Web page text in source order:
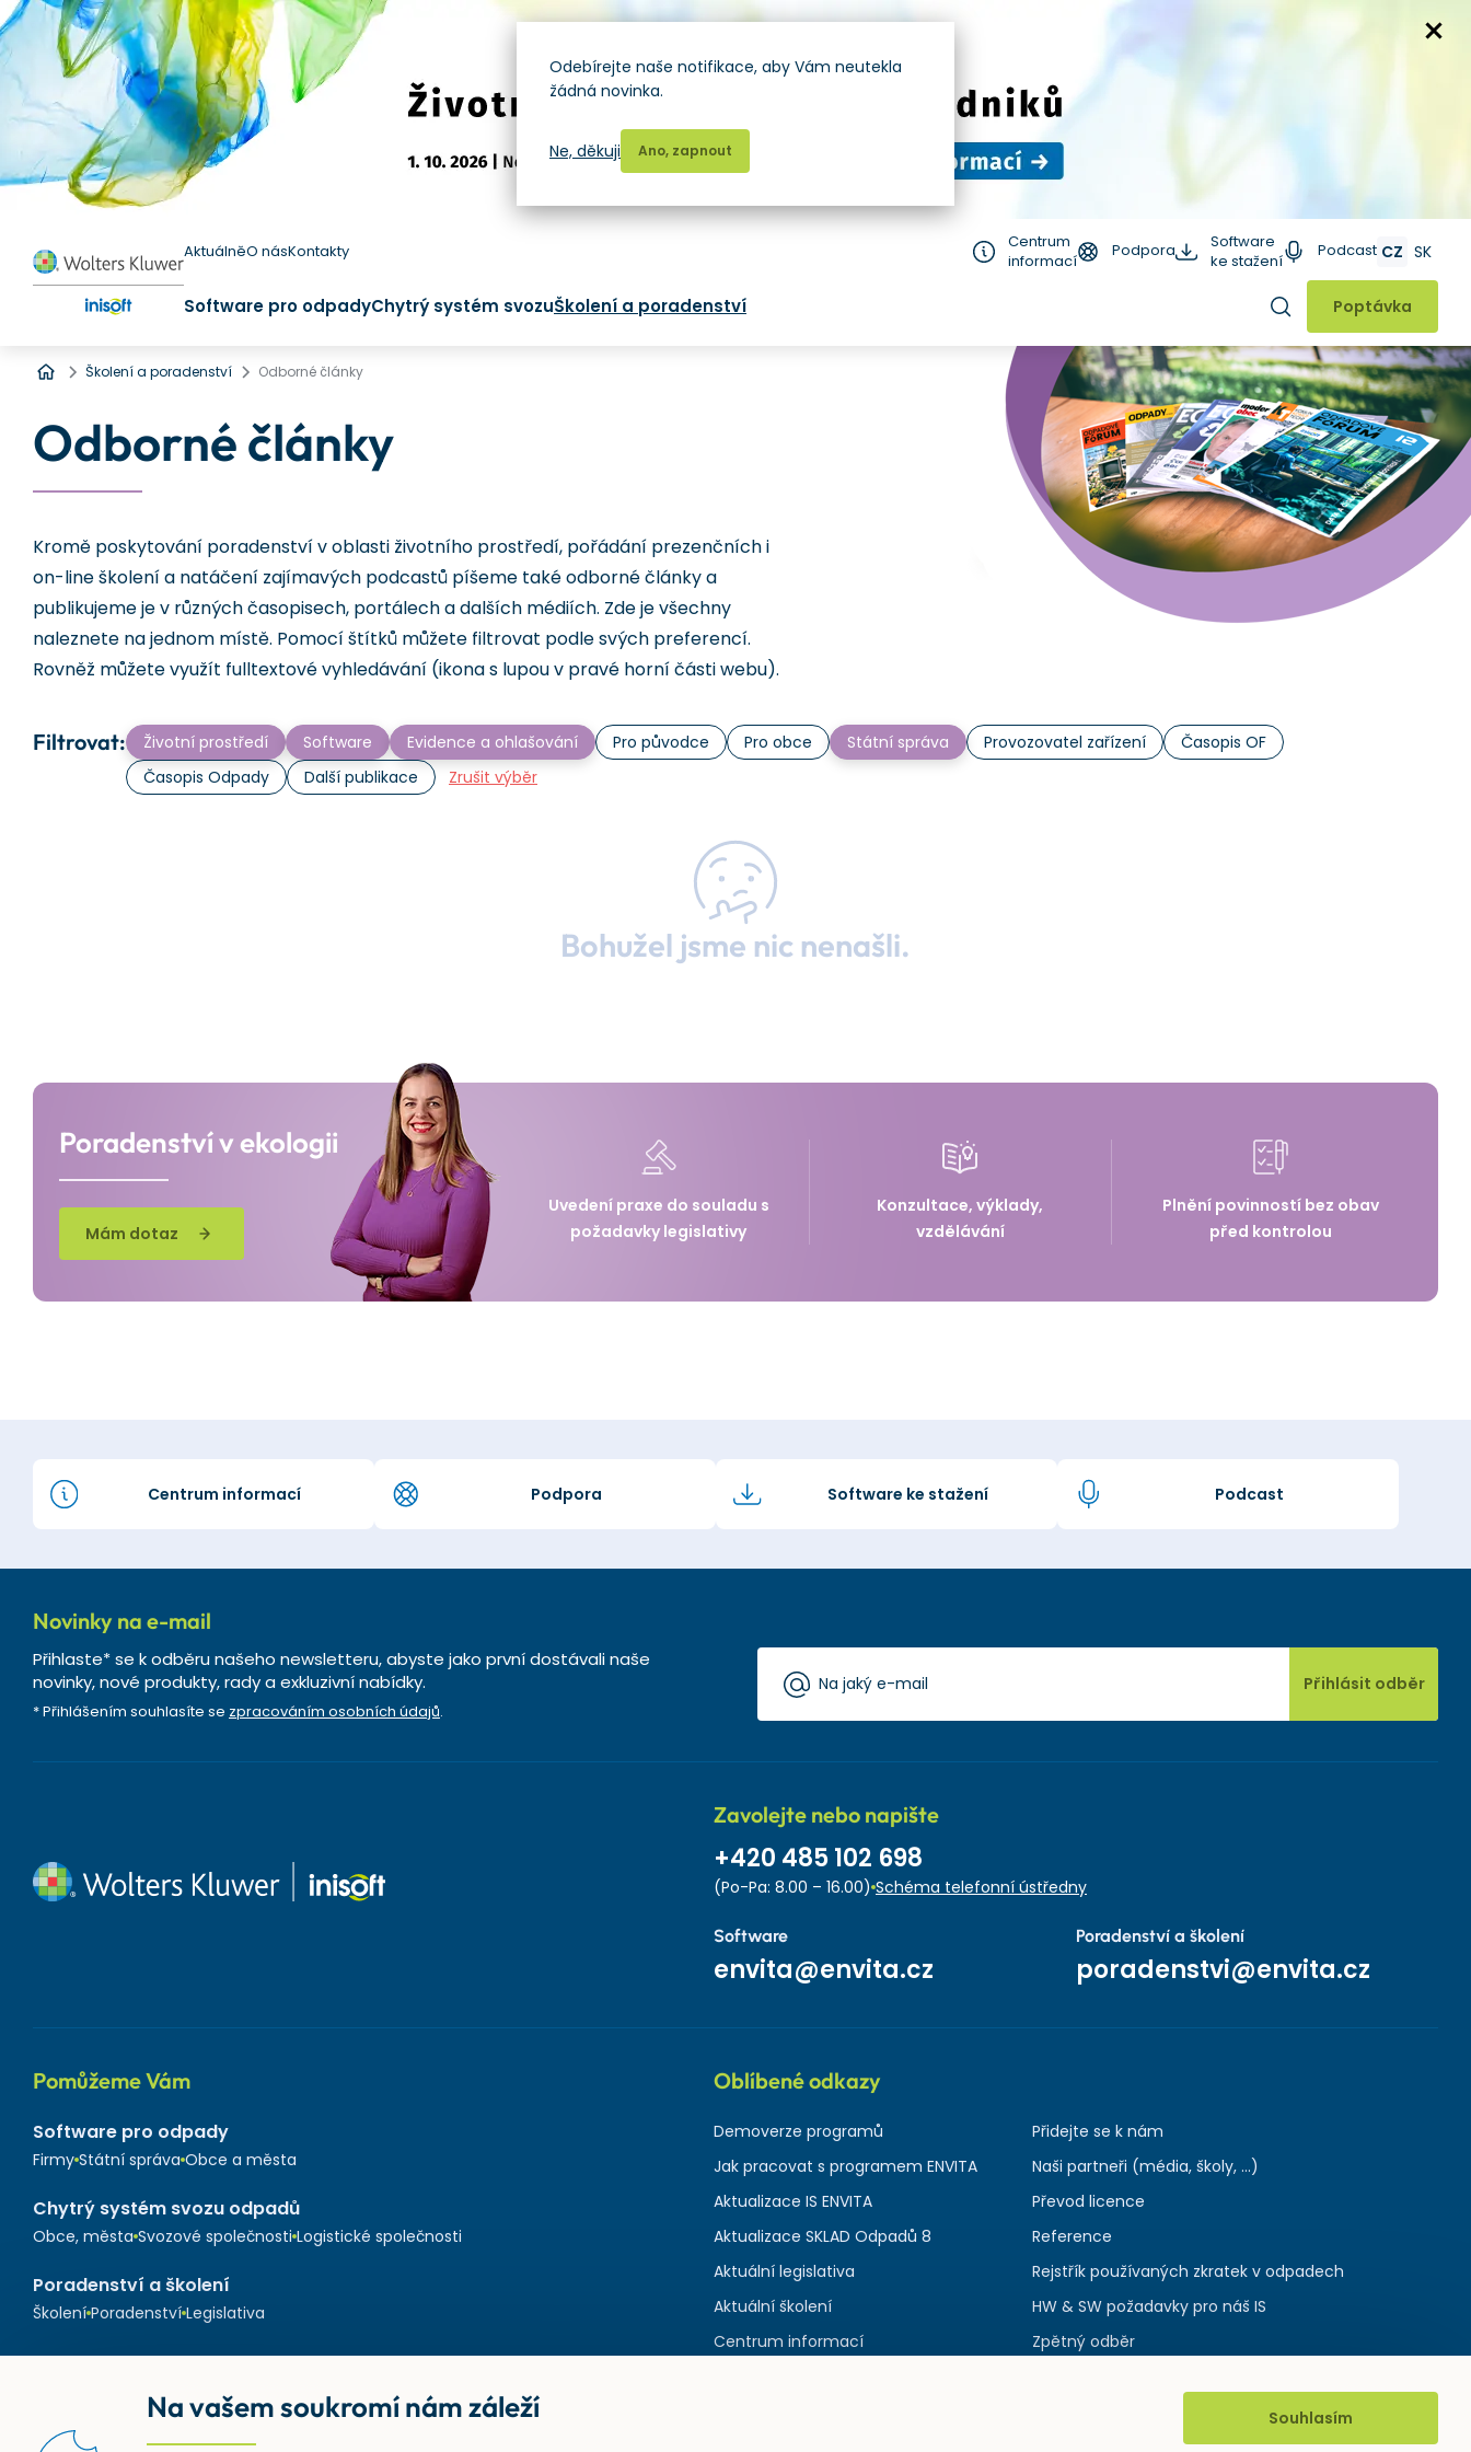
AktuálněO násKontakty
Centrum
informací
Podpora
Software
ke stažení
Podcast CZ SK
Software pro odpadyChytrý systém svozuŠkolení a poradenství Hledat
Poptávka
Úvod
Školení a poradenství Odborné články
Odborné články
Kromě poskytování poradenství v oblasti životního prostředí, pořádání prezenčních i
on-line školení a natáčení zajímavých podcastů píšeme také odborné články a
publikujeme je v různých časopisech, portálech a dalších médiích. Zde je všechny
naleznete na jednom místě. Pomocí štítků můžete filtrovat podle svých preferencí.
Rovněž můžete využít fulltextové vyhledávání (ikona s lupou v pravé horní části webu).
Filtrovat: Životní prostředí Software Evidence a ohlašování Pro původce Pro obce Státní správa Provozovatel zařízení
Časopis OF
Časopis Odpady
Další publikace Zrušit výběr
Bohužel jsme nic nenašli.
Poradenství v ekologii
Mám dotaz
Uvedení praxe do souladu s
požadavky legislativy
Konzultace, výklady,
vzdělávání
Plnění povinností bez obav
před kontrolou
Centrum informací Podpora Software ke stažení Podcast
Novinky na e-mail
Přihlaste* se k odběru našeho newsletteru, abyste jako první dostávali naše
novinky, nové produkty, rady a exkluzivní nabídky.
* Přihlášením souhlasíte se zpracováním osobních údajů.
Přihlásit odběr
Zavolejte nebo napište
+420 485 102 698
(Po-Pa: 8.00 – 16.00) Schéma telefonní ústředny
Software
envita@envita.cz
Poradenství a školení
poradenstvi@envita.cz
Pomůžeme Vám
Software pro odpady
Firmy Státní správa Obce a města
Chytrý systém svozu odpadů
Obce, města Svozové společnosti Logistické společnosti
Poradenství a školení
Školení Poradenství Legislativa
Oblíbené odkazy
Demoverze programů
Jak pracovat s programem ENVITA
Aktualizace IS ENVITA
Aktualizace SKLAD Odpadů 8
Aktuální legislativa
Aktuální školení
Centrum informací
Přidejte se k nám
Naši partneři (média, školy, ...)
Převod licence
Reference
Rejstřík používaných zkratek v odpadech
HW & SW požadavky pro náš IS
Zpětný odběr
Odebírejte naše notifikace, aby Vám neutekla
žádná novinka.
Ano, zapnout
Ne, děkuji
Na vašem soukromí nám záleží Souhlasím